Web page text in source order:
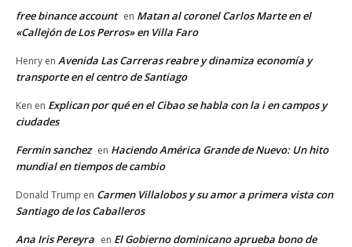
free binance account en Matan al coronel Carlos Marte en el
«Callejón de Los Perros» en Villa Faro
Henry en Avenida Las Carreras reabre y dinamiza economía y
transporte en el centro de Santiago
Ken en Explican por qué en el Cibao se habla con la i en campos y
ciudades
Fermin sanchez en Haciendo América Grande de Nuevo: Un hito
mundial en tiempos de cambio
Donald Trump en Carmen Villalobos y su amor a primera vista con
Santiago de los Caballeros
Ana Iris Pereyra en El Gobierno dominicano aprueba bono de